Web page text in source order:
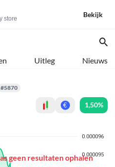
store
Bekijk
Uitleg Nieuws
#5870
€ 1,50%
geen resultaten ophalen